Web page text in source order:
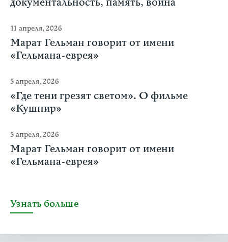
11 апреля, 2026
Марат Гельман говорит от имени
«Гельмана-еврея»
5 апреля, 2026
«Где тени грезят светом». О фильме
«Кушнир»
5 апреля, 2026
Марат Гельман говорит от имени
«Гельмана-еврея»
Узнать больше